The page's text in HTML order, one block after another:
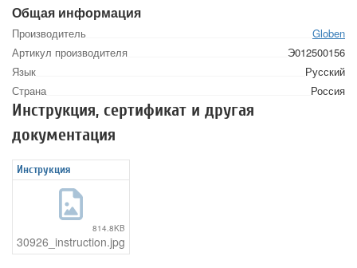
Общая информация
Производитель
Globen
Артикул производителя
Э012500156
Язык
Русский
Страна
Россия
Инструкция, сертификат и другая
документация
Инструкция
814.8KB
30926_instruction.jpg